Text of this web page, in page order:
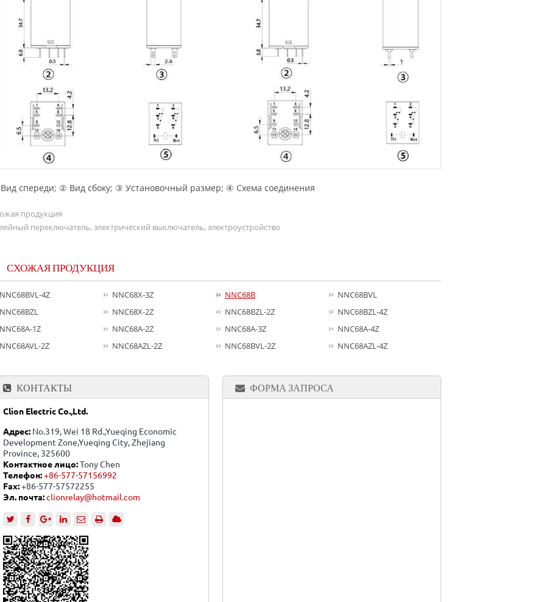
спереди; ② Вид сбоку; ③ Установочный размер; ④ Схема соединения
продукция
переключатель, электрический выключатель, электроустройство
СХОЖАЯ ПРОДУКЦИЯ
NNC68BVL-4Z NNC68X-3Z NNC68B
NNC68BVL
NNC68BZL
NNC68X-2Z NNC68BZL-2Z
NNC68BZL-4Z
NNC68A-1Z
NNC68A-2Z NNC68A-3Z
NNC68A-4Z
NNC68AVL-2Z
NNC68AZL-2Z NNC68BVL-2Z NNC68AZL-4Z
ФОРМА ЗАПРОСА
КОНТАКТЫ
Clion Electric Co.,Ltd.
Адрес: No.319, Wei 18 Rd.,Yueqing Economic
Development Zone,Yueqing City, Zhejiang
Province, 325600
Контактное лицо:Tony Chen
Телефон:+86-577-57156992
Fax:+86-577-57572255
Эл. почта:clionrelay@hotmail.com